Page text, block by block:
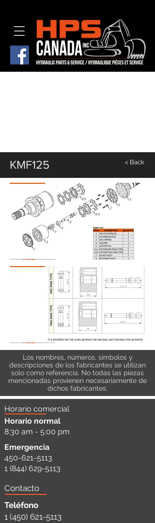
KMF125 < Back
Los nombres, números, símbolos y
descripciones de los fabricantes se utilizan
solo como referencia. No todas las piezas
mencionadas provienen necesariamente de
dichos fabricantes.
Horario comercial
Horario normal
8:30 am - 5:00 pm
Emergencia
450-621-5113
1 (844) 629-5113
Contacto
Teléfono
1 (450) 621-5113